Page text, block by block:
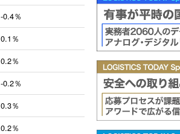
-0.4％
0.1％
0.2％
-0.2％
0.3％
0.2％